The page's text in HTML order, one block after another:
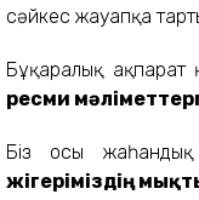
сәйкес жауапқа
Бұқаралық ақпарат
ресми
Біз осы
жігеріміздің